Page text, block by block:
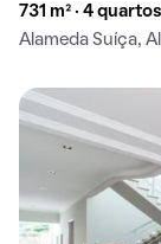
731 m² · 4
Alameda Suíça,